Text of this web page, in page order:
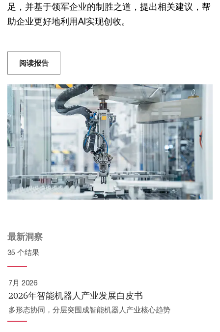
足，并基于领军企业的制胜之道，提出相关建议，帮
助企业更好地利用AI实现创收。
阅读报告
最新洞察
35 个结果
7月 2026
2026年智能机器人产业发展白皮书
多形态协同，分层突围成智能机器人产业核心趋势